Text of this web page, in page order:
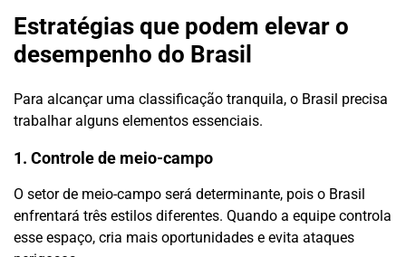
Estratégias que podem elevar o
desempenho do Brasil
Para alcançar uma classificação tranquila, o Brasil precisa
trabalhar alguns elementos essenciais.
1. Controle de meio-campo
O setor de meio-campo será determinante, pois o Brasil
enfrentará três estilos diferentes. Quando a equipe controla
esse espaço, cria mais oportunidades e evita ataques